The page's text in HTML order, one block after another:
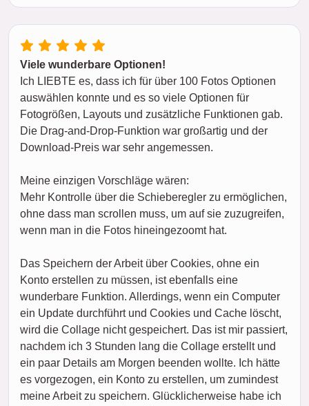
Viele wunderbare Optionen!
Ich LIEBTE es, dass ich für über 100 Fotos Optionen
auswählen konnte und es so viele Optionen für
Fotogrößen, Layouts und zusätzliche Funktionen gab.
Die Drag-and-Drop-Funktion war großartig und der
Download-Preis war sehr angemessen.
Meine einzigen Vorschläge wären:
Mehr Kontrolle über die Schieberegler zu ermöglichen,
ohne dass man scrollen muss, um auf sie zuzugreifen,
wenn man in die Fotos hineingezoomt hat.
Das Speichern der Arbeit über Cookies, ohne ein
Konto erstellen zu müssen, ist ebenfalls eine
wunderbare Funktion. Allerdings, wenn ein Computer
ein Update durchführt und Cookies und Cache löscht,
wird die Collage nicht gespeichert. Das ist mir passiert,
nachdem ich 3 Stunden lang die Collage erstellt und
ein paar Details am Morgen beenden wollte. Ich hätte
es vorgezogen, ein Konto zu erstellen, um zumindest
meine Arbeit zu speichern. Glücklicherweise habe ich